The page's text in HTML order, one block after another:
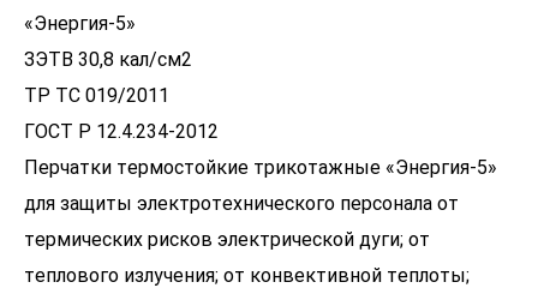
«Энергия-5»
ЗЭТВ 30,8 кал/см2
ТР ТС 019/2011
ГОСТ Р 12.4.234-2012
Перчатки термостойкие трикотажные «Энергия-5»
для защиты электротехнического персонала от
термических рисков электрической дуги; от
теплового излучения; от конвективной теплоты;